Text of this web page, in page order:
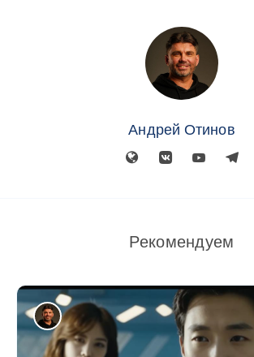
Андрей Отинов
Рекомендуем